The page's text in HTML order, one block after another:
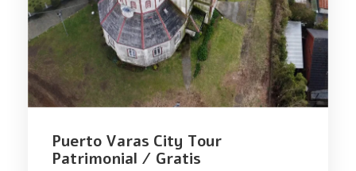
Puerto Varas City Tour
Patrimonial / Gratis